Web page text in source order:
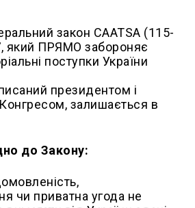
закон CAATSA (115-
який ПРЯМО забороняє
поступки України
президентом і
залишається в
до Закону:
чи приватна угода не